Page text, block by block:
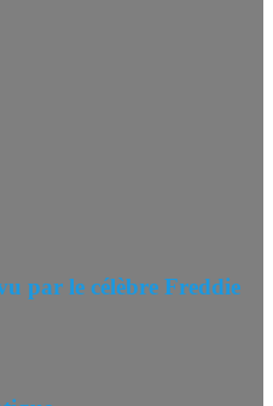
par le célèbre Freddie